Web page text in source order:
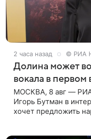
2 часа назад © РИА
Долина может
вокала в первом
МОСКВА, 8 авг —
Игорь Бутман в
хочет предложить